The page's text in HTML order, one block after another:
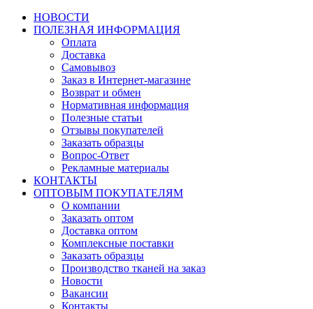
НОВОСТИ
ПОЛЕЗНАЯ ИНФОРМАЦИЯ
Оплата
Доставка
Самовывоз
Заказ в Интернет-магазине
Возврат и обмен
Нормативная информация
Полезные статьи
Отзывы покупателей
Заказать образцы
Вопрос-Ответ
Рекламные материалы
КОНТАКТЫ
ОПТОВЫМ ПОКУПАТЕЛЯМ
О компании
Заказать оптом
Доставка оптом
Комплексные поставки
Заказать образцы
Производство тканей на заказ
Новости
Вакансии
Контакты